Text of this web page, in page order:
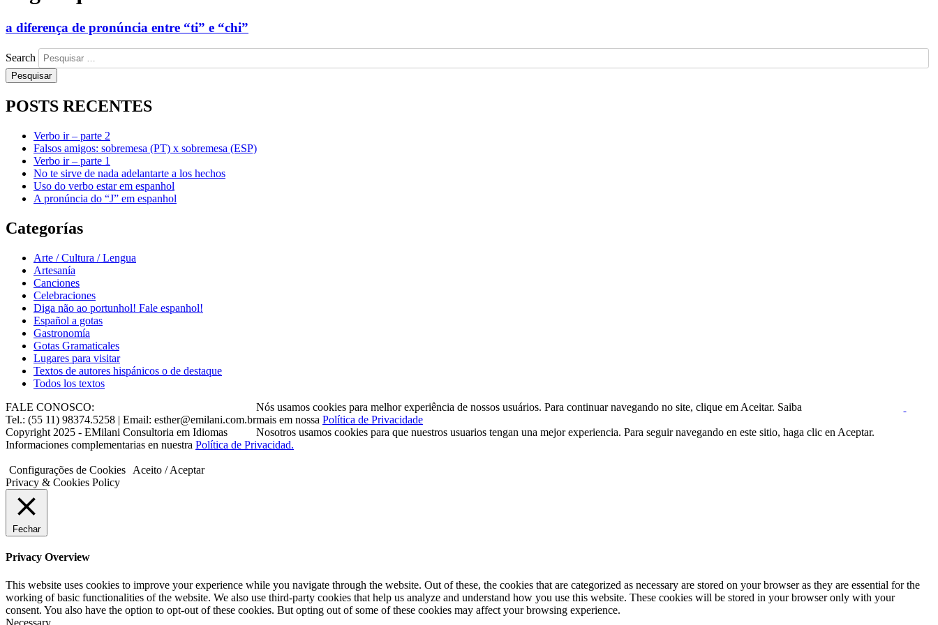
a diferença de pronúncia entre “ti” e “chi”
Search
POSTS RECENTES
Verbo ir – parte 2
Falsos amigos: sobremesa (PT) x sobremesa (ESP)
Verbo ir – parte 1
No te sirve de nada adelantarte a los hechos
Uso do verbo estar em espanhol
A pronúncia do “J” em espanhol
Categorías
Arte / Cultura / Lengua
Artesanía
Canciones
Celebraciones
Diga não ao portunhol! Fale espanhol!
Gastronomía
Gotas Gramaticales
Lugares para visitar
Textos de autores hispánicos o de destaque
Todos los textos
FALE CONOSCO:
Tel.: (55 11) 98374.5258 | Email: esther@emilani.com.br
Copyright 2025 - EMilani Consultoria em Idiomas
Nós usamos cookies para melhor experiência de nossos usuários. Para continuar navegando no site, clique em Aceitar. Saiba
mais em nossa Política de Privacidade
Nosotros usamos cookies para que nuestros usuarios tengan una mejor experiencia. Para seguir navegando en este sitio, haga clic en Aceptar.
Informaciones complementarias en nuestra Política de Privacidad.
Configurações de Cookies
Aceito / Aceptar
Privacy & Cookies Policy
Fechar
Privacy Overview
This website uses cookies to improve your experience while you navigate through the website. Out of these, the cookies that are categorized as necessary are stored on your browser as they are essential for the
working of basic functionalities of the website. We also use third-party cookies that help us analyze and understand how you use this website. These cookies will be stored in your browser only with your
consent. You also have the option to opt-out of these cookies. But opting out of some of these cookies may affect your browsing experience.
Necessary